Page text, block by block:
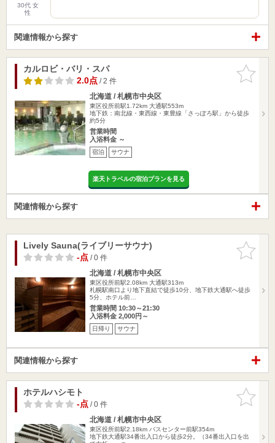
30代 女
性
関連情報から探す
お気に入
りに追加
カルロビ・バリ・スパ
2.0点/ 2 件
北海道 / 札幌市中央区
東区役所前駅1.72km 大通駅553m
地下鉄：南北線・東西線・東豊線「さっぽろ駅」から徒歩
約5分
営業時間
入浴料金 ～
宿泊 サウナ
楽天トラベルの宿泊プランを見る
関連情報から探す
お気に入
りに追加
Lively Sauna(ライブリーサウナ)
-点/ 0 件
北海道 / 札幌市中央区
東区役所前駅2.08km 大通駅313m
札幌駅南口より地下直結で徒歩10分、地下鉄大通駅へ徒歩
5分、ホテル前…
営業時間 10:30～21:30
入浴料金 2,000円～
日帰り サウナ
関連情報から探す
お気に入
りに追加
ホテルハシモト
-点/ 0 件
北海道 / 札幌市中央区
東区役所前駅2.18km バスセンター前駅354m
地下鉄大通駅34番出入口から徒歩2分。（34番出入口を出